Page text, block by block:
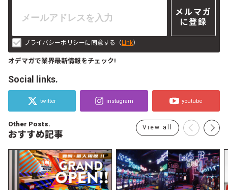
メルマガ
に登録
プライバシーポリシーに同意する（Link）
オデマガで業界最新情報をチェック!
Social links.
twitter instagram youtube
Other Posts.
おすすめ記事
View all